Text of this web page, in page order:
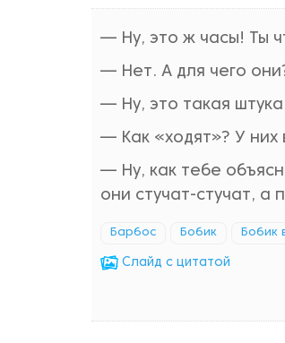
— Ну, это ж часы! Ты
— Нет. А для чего
— Ну, это такая
— Как «ходят»? У них
— Ну, как тебе
они стучат-стучат, а
Барбос Бобик Бобик
Cлайд с цитатой